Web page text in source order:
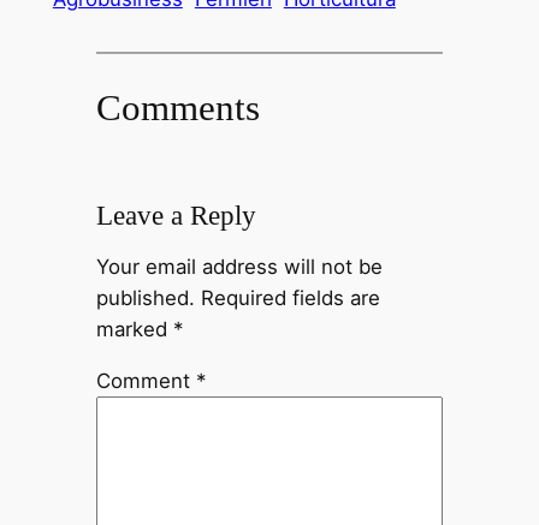
Comments
Leave a Reply
Your email address will not be
published. Required fields are
marked *
Comment *